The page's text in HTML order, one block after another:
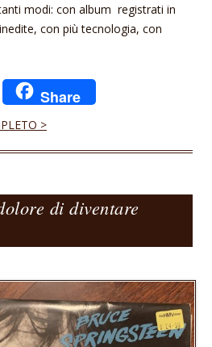
modi: con album registrati in
con più tecnologia, con
E Share
>
di diventare